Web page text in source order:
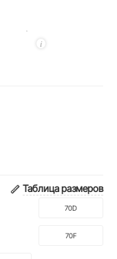
Таблица размеров
70D
70F